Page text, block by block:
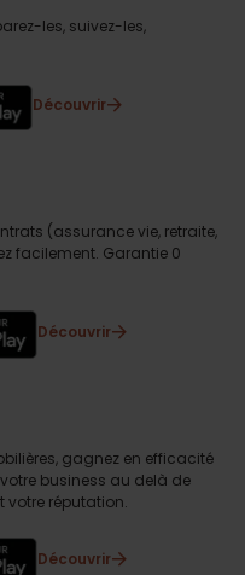
les, suivez-les,
Découvrir
(assurance vie, retraite,
facilement. Garantie 0
Découvrir
gagnez en efficacité
business au delà de
votre réputation.
Découvrir